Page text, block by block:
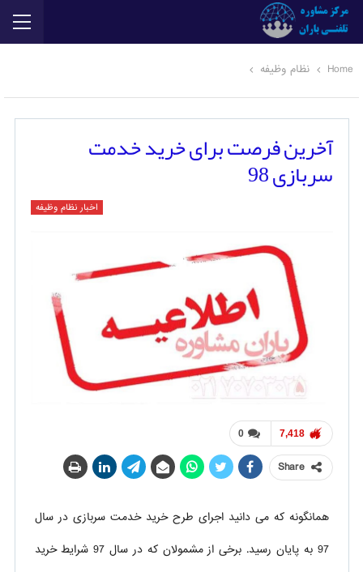
Home نظام وظیفه
آخرین فرصت برای خرید خدمت
سربازی 98
اخبار نظام وظیفه
0 7,418
Share
همانگونه که می دانید اجرای طرح خرید خدمت سربازی در سال
97 به پایان رسید. برخی از مشمولان که در سال 97 شرایط خرید